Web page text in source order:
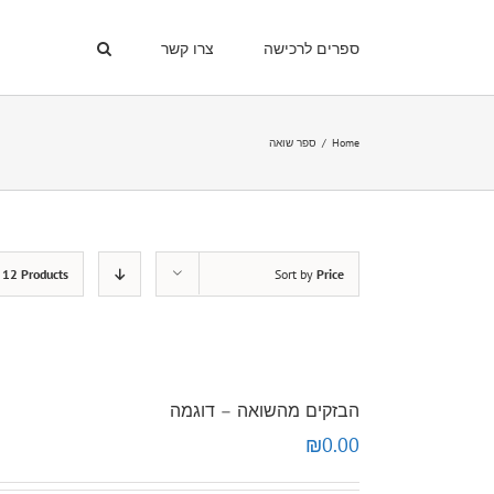
ספרים לרכישה צרו קשר
Home
/ ספר שואה
Sort by Price
12 Products
הבזקים מהשואה – דוגמה
₪0.00